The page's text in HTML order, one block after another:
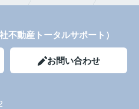
不動産トータルサポート）
お問い合わせ